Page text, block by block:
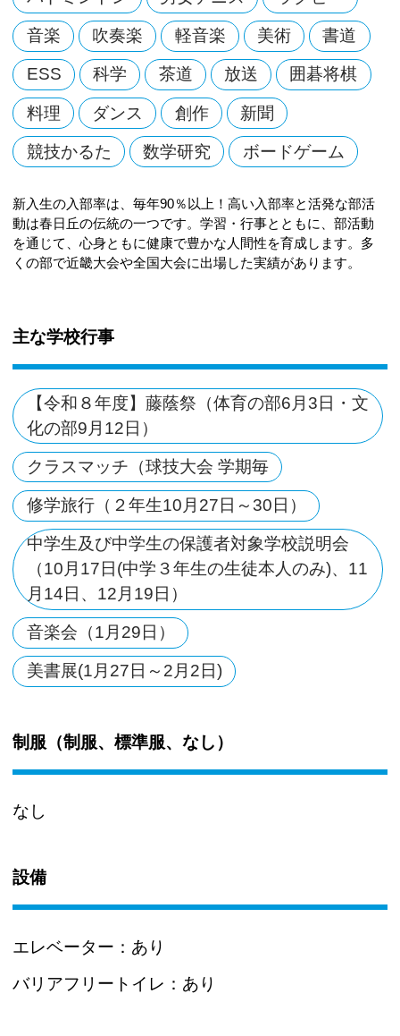
音楽 吹奏楽 軽音楽 美術 書道
ESS 科学 茶道 放送 囲碁将棋
料理 ダンス 創作 新聞
競技かるた 数学研究 ボードゲーム
新入生の入部率は、毎年90％以上！高い入部率と活発な部活
動は春日丘の伝統の一つです。学習・行事とともに、部活動
を通じて、心身ともに健康で豊かな人間性を育成します。多
くの部で近畿大会や全国大会に出場した実績があります。
主な学校行事
【令和８年度】藤蔭祭（体育の部6月3日・文
化の部9月12日）
クラスマッチ（球技大会 学期毎
修学旅行（２年生10月27日～30日）
中学生及び中学生の保護者対象学校説明会
（10月17日(中学３年生の生徒本人のみ)、11
月14日、12月19日）
音楽会（1月29日）
美書展(1月27日～2月2日)
制服（制服、標準服、なし）
なし
設備
エレベーター： あり
バリアフリートイレ： あり